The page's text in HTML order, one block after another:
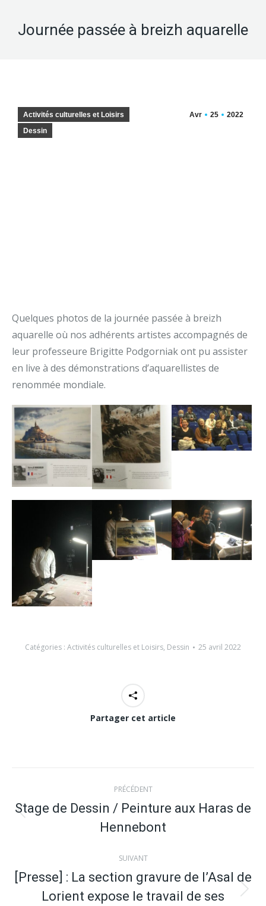
Journée passée à breizh aquarelle
Avr 25 2022
Activités culturelles et Loisirs
Dessin
Quelques photos de la journée passée à breizh
aquarelle où nos adhérents artistes accompagnés de
leur professeure Brigitte Podgorniak ont pu assister
en live à des démonstrations d’aquarellistes de
renommée mondiale.
Catégories : Activités culturelles et Loisirs, Dessin 25 avril 2022
Partager cet article
Navigation
article
PRÉCÉDENT
précédent
Stage de Dessin / Peinture aux Haras de
Hennebont
SUIVANT
Article
[Presse] : La section gravure de l’Asal de
Lorient expose le travail de ses